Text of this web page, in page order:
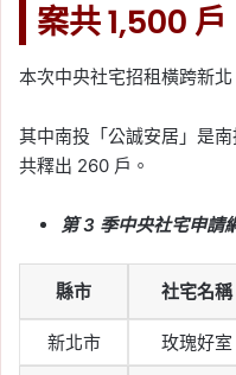
案共 1,500 戶
本次中央社宅招租橫跨新
其中南投「公誠安居」是
共釋出 260 戶。
第 3 季中央社宅申請
縣市 社宅名稱
新北市 玫瑰好室